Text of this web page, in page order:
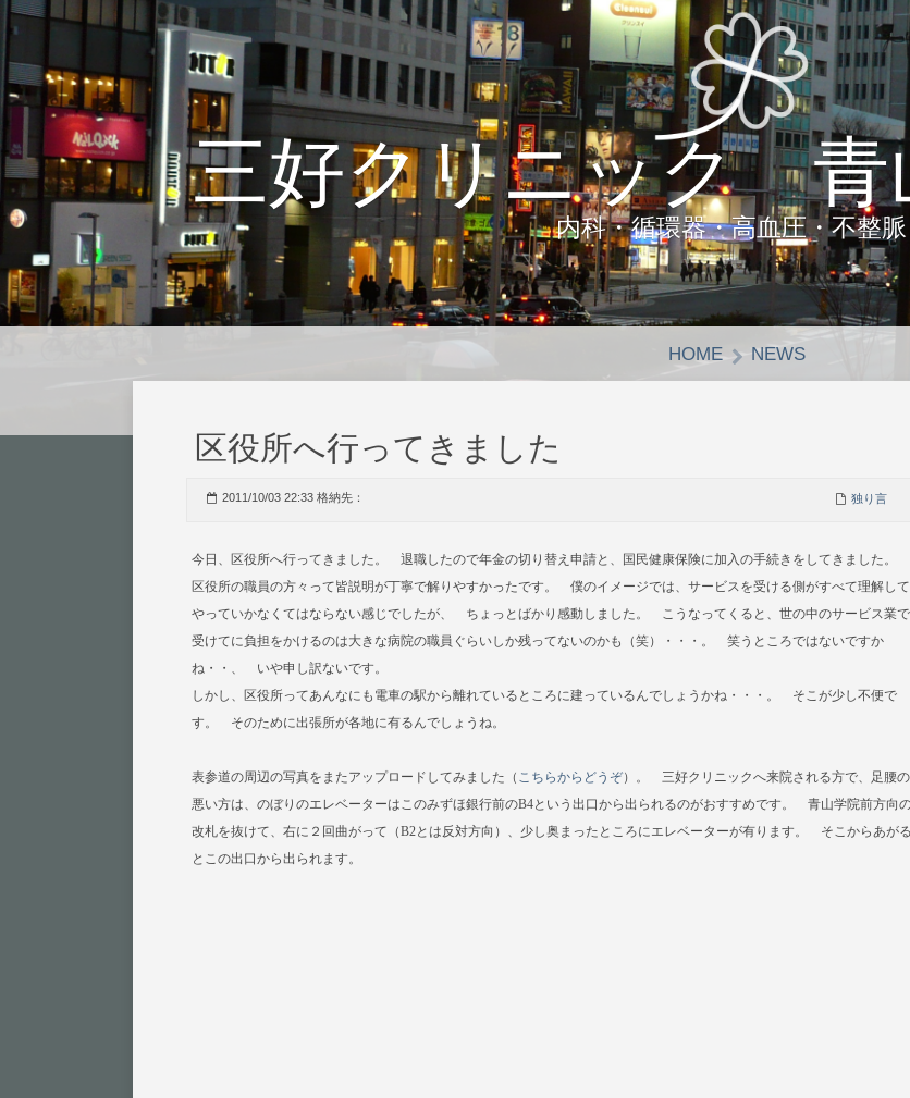
三好クリニック 青
内科・循環器・高血圧・不整脈
HOME NEWS
区役所へ行ってきました
2011/10/03 22:33 格納先： 独り言
今日、区役所へ行ってきました。 退職したので年金の切り替え申請と、国民健康保険に加入の手続きをしてきました。
区役所の職員の方々って皆説明が丁寧で解りやすかったです。 僕のイメージでは、サービスを受ける側がすべて理解して
やっていかなくてはならない感じでしたが、 ちょっとばかり感動しました。 こうなってくると、世の中のサービス業で
受けてに負担をかけるのは大きな病院の職員ぐらいしか残ってないのかも（笑）・・・。 笑うところではないですか
ね・・、 いや申し訳ないです。
しかし、区役所ってあんなにも電車の駅から離れているところに建っているんでしょうかね・・・。 そこが少し不便で
す。 そのために出張所が各地に有るんでしょうね。
表参道の周辺の写真をまたアップロードしてみました（ こちらからどうぞ）。 三好クリニックへ来院される方で、足腰の
悪い方は、のぼりのエレベーターはこのみずほ銀行前のB4という出口から出られるのがおすすめです。 青山学院前方向
改札を抜けて、右に２回曲がって（B2とは反対方向）、少し奥まったところにエレベーターが有ります。 そこからあがる
と この出口から出られます。